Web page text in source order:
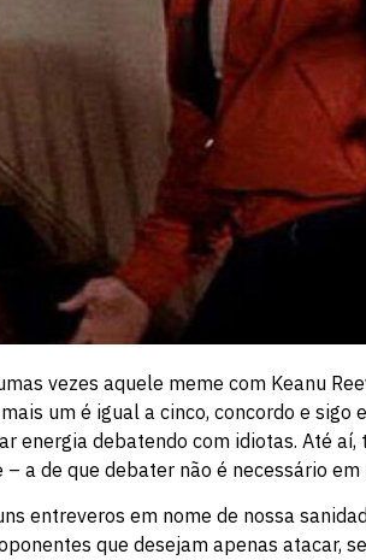
vezes aquele meme com Keanu
um é igual a cinco, concordo e
energia debatendo com idiotas. Até
a de que debater não é necessário em
entreveros em nome de nossa
que desejam apenas atacar,